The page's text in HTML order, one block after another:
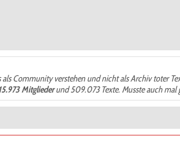
Community verstehen und nicht als Archiv toter
15.973 Mitgliederund 509.073 Texte. Musste auch mal